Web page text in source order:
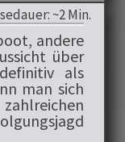
~2 Min.
andere
über
als
man sich